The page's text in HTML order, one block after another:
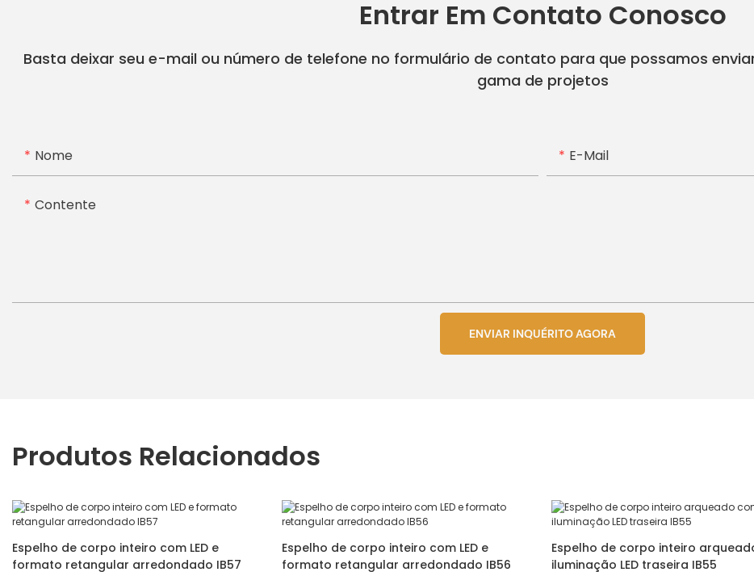
Entrar Em Contato Conosco
Basta deixar seu e-mail ou número de telefone no formulário de contato para que possamos
gama de projetos
Nome E-Mail
Contente
ENVIAR INQUÉRITO AGORA
Produtos Relacionados
Espelho de corpo inteiro com LED e
formato retangular arredondado IB57
Espelho de corpo inteiro com LED e
formato retangular arredondado IB56
Espelho de corpo inteiro
iluminação LED traseira IB55